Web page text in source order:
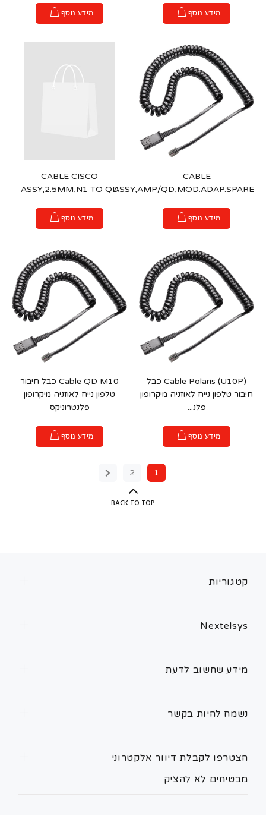
מידע נוסף מידע נוסף
CABLE
ASSY,AMP/QD,MOD.ADAP.SPARE
מידע נוסף
CABLE CISCO
ASSY,2.5MM,N1 TO QD
מידע נוסף
Cable Polaris (U10P) כבל
חיבור טלפון נייח לאוזניה מיקרופון
פלנ...
מידע נוסף
Cable QD M10 כבל חיבור
טלפון נייח לאוזניה מיקרופון
פלנטרוניקס
מידע נוסף
1
2
BACK TO TOP
הצטרפו לקבלת דיוור אלקטרוני
מבטיחים לא להציק
קטגוריות
Nextelsys
מידע שחשוב לדעת
נשמח להיות בקשר